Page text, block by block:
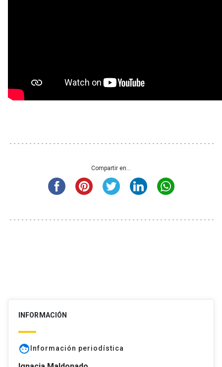
Compartir en...
INFORMACIÓN
face Información periodística